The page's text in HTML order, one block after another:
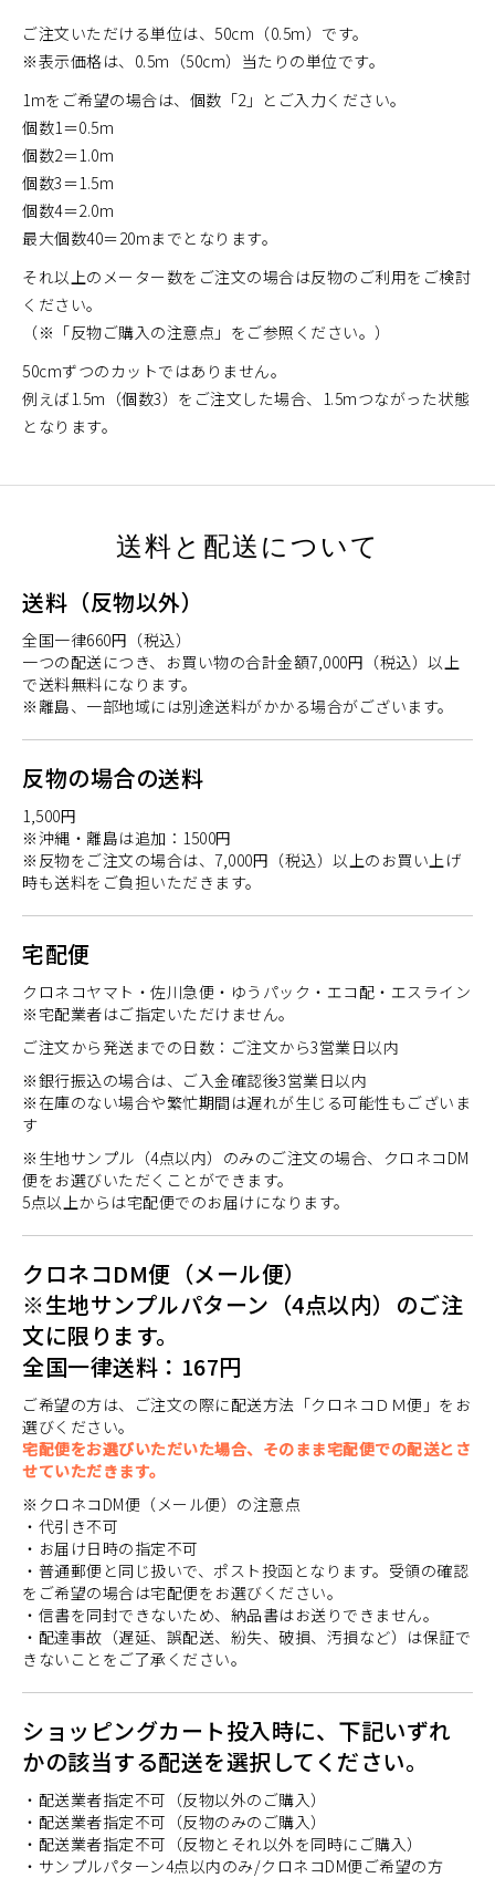
ご注文いただける単位は、50cm（0.5m）です。
※表示価格は、0.5m（50cm）当たりの単位です。
1mをご希望の場合は、個数「2」とご入力ください。
個数1＝0.5m
個数2＝1.0m
個数3＝1.5m
個数4＝2.0m
最大個数40＝20mまでとなります。
それ以上のメーター数をご注文の場合は反物のご利用をご検討
ください。
（※「反物ご購入の注意点」をご参照ください。）
50cmずつのカットではありません。
例えば1.5m（個数3）をご注文した場合、1.5mつながった状態
となります。
送料と配送について
送料（反物以外）
全国一律660円（税込）
一つの配送につき、お買い物の合計金額7,000円（税込）以上
で送料無料になります。
※離島、一部地域には別途送料がかかる場合がございます。
反物の場合の送料
1,500円
※沖縄・離島は追加：1500円
※反物をご注文の場合は、7,000円（税込）以上のお買い上げ
時も送料をご負担いただきます。
宅配便
クロネコヤマト・佐川急便・ゆうパック・エコ配・エスライン
※宅配業者はご指定いただけません。
ご注文から発送までの日数：ご注文から3営業日以内
※銀行振込の場合は、ご入金確認後3営業日以内
※在庫のない場合や繁忙期間は遅れが生じる可能性もございま
す
※生地サンプル（4点以内）のみのご注文の場合、クロネコDM
便をお選びいただくことができます。
5点以上からは宅配便でのお届けになります。
クロネコDM便（メール便）
※生地サンプルパターン（4点以内）のご注
文に限ります。
全国一律送料：167円
ご希望の方は、ご注文の際に配送方法「クロネコＤＭ便」をお
選びください。
宅配便をお選びいただいた場合、そのまま宅配便での配送とさ
せていただきます。
※クロネコDM便（メール便）の注意点
・代引き不可
・お届け日時の指定不可
・普通郵便と同じ扱いで、ポスト投函となります。受領の確認
をご希望の場合は宅配便をお選びください。
・信書を同封できないため、納品書はお送りできません。
・配達事故（遅延、誤配送、紛失、破損、汚損など）は保証で
きないことをご了承ください。
ショッピングカート投入時に、下記いずれ
かの該当する配送を選択してください。
・配送業者指定不可（反物以外のご購入）
・配送業者指定不可（反物のみのご購入）
・配送業者指定不可（反物とそれ以外を同時にご購入）
・サンプルパターン4点以内のみ/クロネコDM便ご希望の方